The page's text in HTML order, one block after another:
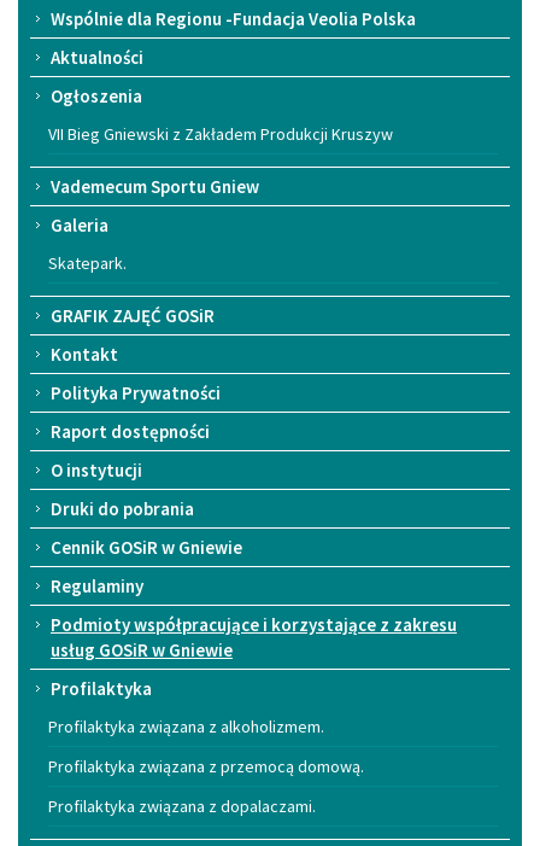
Menu
główne
Wspólnie dla Regionu -Fundacja Veolia Polska
Aktualności
Ogłoszenia
VII Bieg Gniewski z Zakładem Produkcji Kruszyw
Vademecum Sportu Gniew
Galeria
Skatepark.
GRAFIK ZAJĘĆ GOSiR
Kontakt
Polityka Prywatności
Raport dostępności
O instytucji
Druki do pobrania
Cennik GOSiR w Gniewie
Regulaminy
Podmioty współpracujące i korzystające z zakresu
usług GOSiR w Gniewie
Profilaktyka
Profilaktyka związana z alkoholizmem.
Profilaktyka związana z przemocą domową.
Profilaktyka związana z dopalaczami.